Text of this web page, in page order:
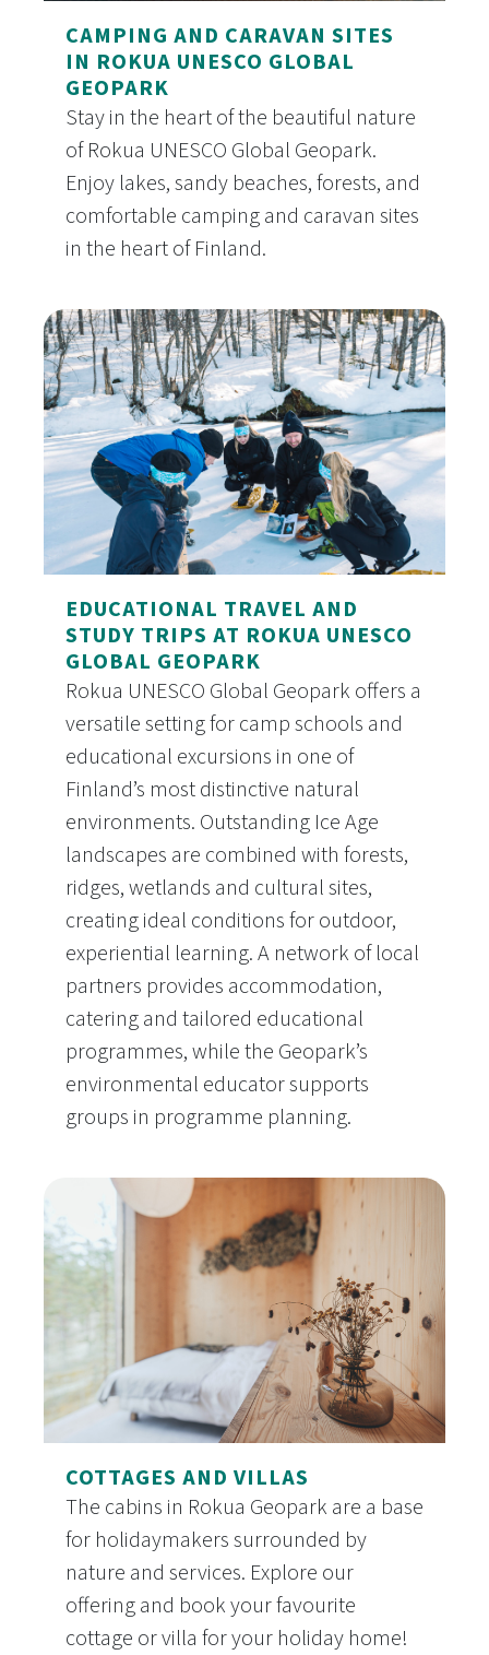
CAMPING AND CARAVAN SITES
IN ROKUA UNESCO GLOBAL
GEOPARK
Stay in the heart of the beautiful nature
of Rokua UNESCO Global Geopark.
Enjoy lakes, sandy beaches, forests, and
comfortable camping and caravan sites
in the heart of Finland.
Camping and Caravan Sites in Rokua UNESCO
EDUCATIONAL TRAVEL AND
STUDY TRIPS AT ROKUA UNESCO
GLOBAL GEOPARK
Rokua UNESCO Global Geopark offers a
versatile setting for camp schools and
educational excursions in one of
Finland’s most distinctive natural
environments. Outstanding Ice Age
landscapes are combined with forests,
ridges, wetlands and cultural sites,
creating ideal conditions for outdoor,
experiential learning. A network of local
partners provides accommodation,
catering and tailored educational
programmes, while the Geopark’s
environmental educator supports
groups in programme planning.
Educational Travel and Study Trips at Rokua
COTTAGES AND VILLAS
The cabins in Rokua Geopark are a base
for holidaymakers surrounded by
nature and services. Explore our
offering and book your favourite
cottage or villa for your holiday home!